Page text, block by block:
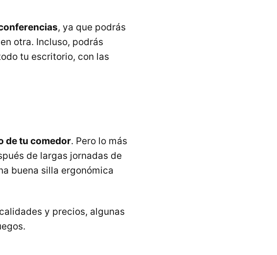
, ya que podrás
otra. Incluso, podrás
tu escritorio, con las
de tu comedor. Pero lo más
de largas jornadas de
buena silla ergonómica
y precios, algunas